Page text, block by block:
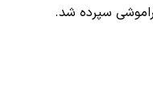
سپرده شد.